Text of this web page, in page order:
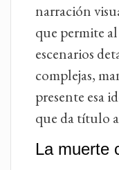
narración
que permite
escenarios
complejas,
presente esa
que da título
La muerte